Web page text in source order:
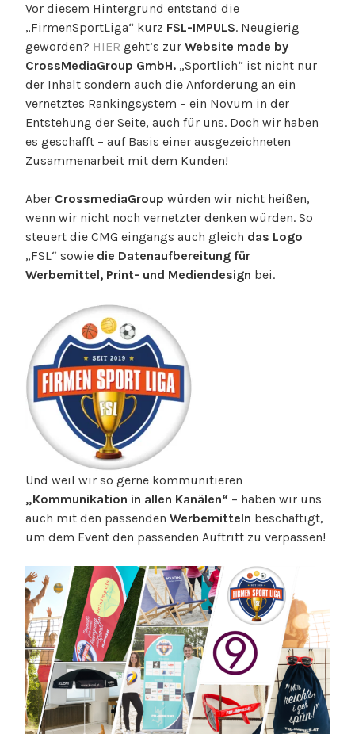
Vor diesem Hintergrund entstand die
„FirmenSportLiga“ kurz FSL-IMPULS. Neugierig
geworden? HIER geht’s zur Website made by
CrossMediaGroup GmbH. „Sportlich“ ist nicht nur
der Inhalt sondern auch die Anforderung an ein
vernetztes Rankingsystem – ein Novum in der
Entstehung der Seite, auch für uns. Doch wir haben
es geschafft – auf Basis einer ausgezeichneten
Zusammenarbeit mit dem Kunden!
Aber CrossmediaGroup würden wir nicht heißen,
wenn wir nicht noch vernetzter denken würden. So
steuert die CMG eingangs auch gleich das Logo
„FSL“ sowie die Datenaufbereitung für
Werbemittel, Print- und Mediendesign bei.
Und weil wir so gerne kommunitieren
„Kommunikation in allen Kanälen“ – haben wir uns
auch mit den passenden Werbemitteln beschäftigt,
um dem Event den passenden Auftritt zu verpassen!